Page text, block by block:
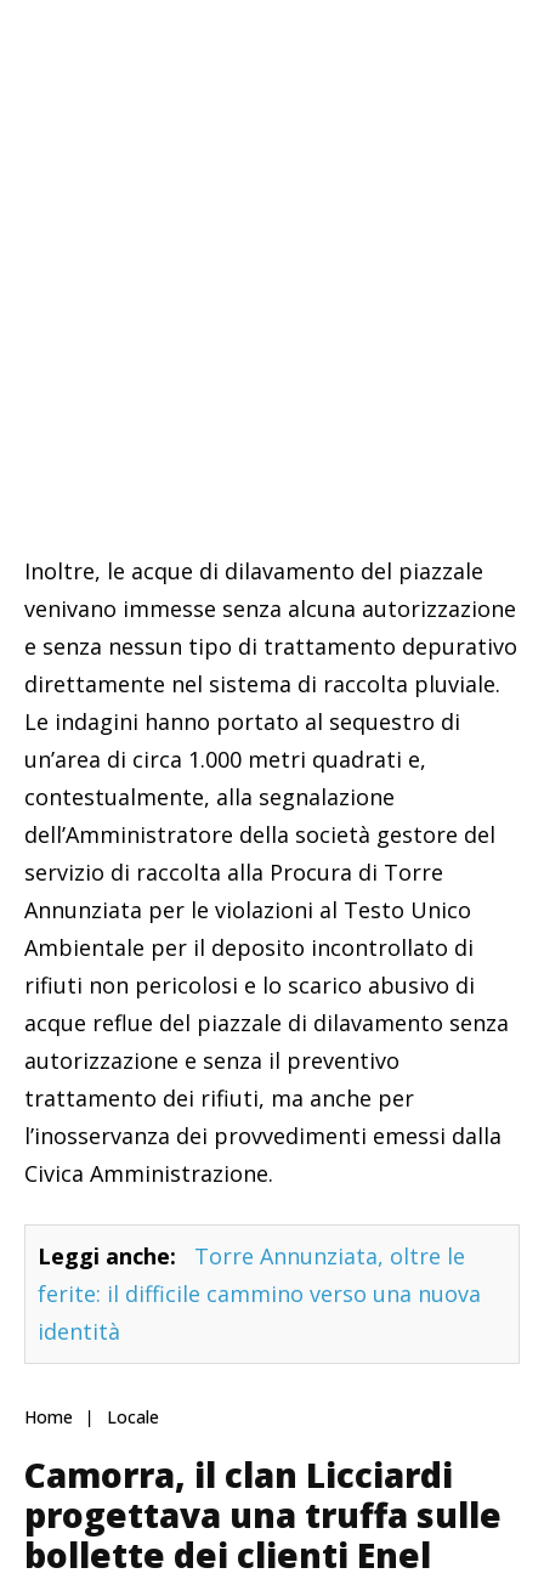
Inoltre, le acque di dilavamento del piazzale
venivano immesse senza alcuna autorizzazione
e senza nessun tipo di trattamento depurativo
direttamente nel sistema di raccolta pluviale.
Le indagini hanno portato al sequestro di
un’area di circa 1.000 metri quadrati e,
contestualmente, alla segnalazione
dell’Amministratore della società gestore del
servizio di raccolta alla Procura di Torre
Annunziata per le violazioni al Testo Unico
Ambientale per il deposito incontrollato di
rifiuti non pericolosi e lo scarico abusivo di
acque reflue del piazzale di dilavamento senza
autorizzazione e senza il preventivo
trattamento dei rifiuti, ma anche per
l’inosservanza dei provvedimenti emessi dalla
Civica Amministrazione.
Leggi anche:
Torre Annunziata, oltre le
ferite: il difficile cammino verso una nuova
identità
Home Locale
Camorra, il clan Licciardi
progettava una truffa sulle
bollette dei clienti Enel